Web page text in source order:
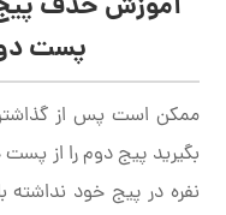
پست دو
ممکن است پس از
بگیرید پیج دوم را از
نفره در پیج خود نداشته